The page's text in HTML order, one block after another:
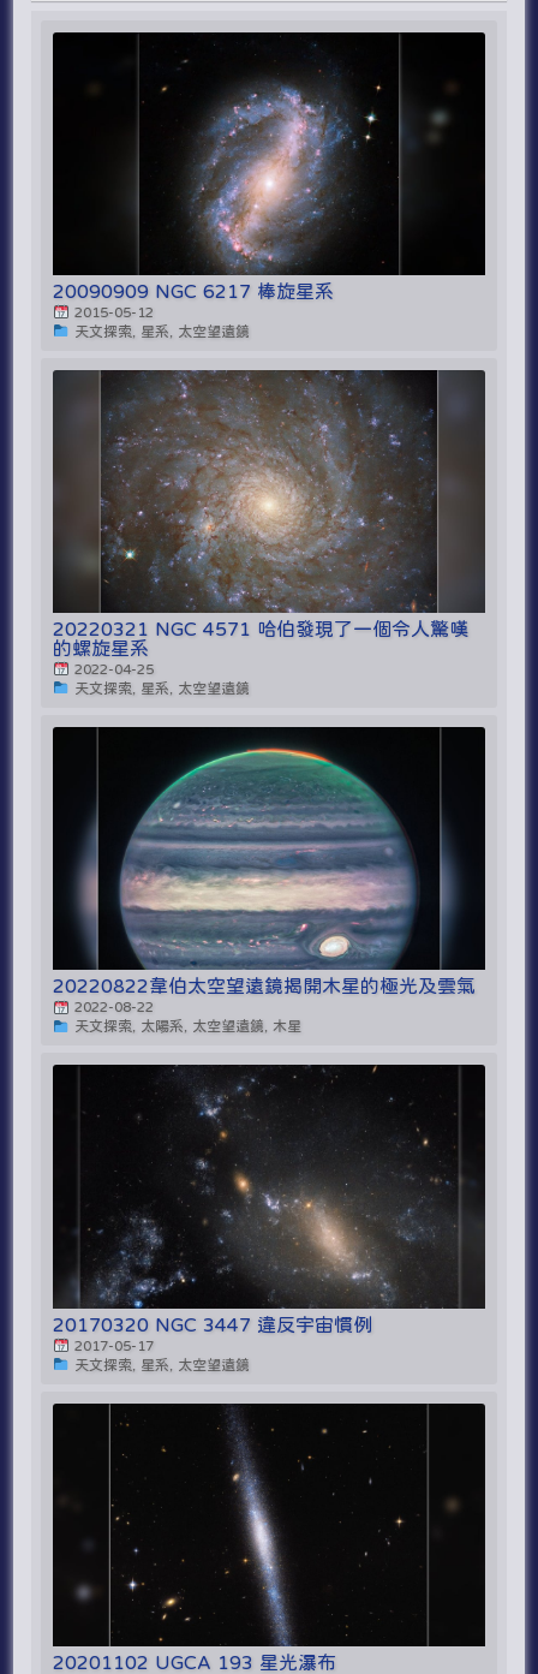
20090909 NGC 6217 棒旋星系
2015-05-12
天文探索, 星系, 太空望遠鏡
20220321 NGC 4571 哈伯發現了一個令人驚嘆
的螺旋星系
2022-04-25
天文探索, 星系, 太空望遠鏡
20220822韋伯太空望遠鏡揭開木星的極光及雲氣
2022-08-22
天文探索, 太陽系, 太空望遠鏡, 木星
20170320 NGC 3447 違反宇宙慣例
2017-05-17
天文探索, 星系, 太空望遠鏡
20201102 UGCA 193 星光瀑布